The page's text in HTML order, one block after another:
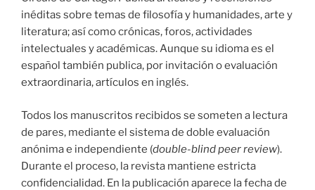
inéditas sobre temas de filosofía y humanidades, arte y
literatura; así como crónicas, foros, actividades
intelectuales y académicas. Aunque su idioma es el
español también publica, por invitación o evaluación
extraordinaria, artículos en inglés.
Todos los manuscritos recibidos se someten a lectura
de pares, mediante el sistema de doble evaluación
anónima e independiente (double-blind peer review).
Durante el proceso, la revista mantiene estricta
confidencialidad. En la publicación aparece la fecha de